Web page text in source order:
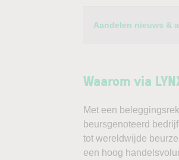
Aandelen nieuws &
Waarom via
Met een
beursgenoteerd
tot wereldwijde
een hoog